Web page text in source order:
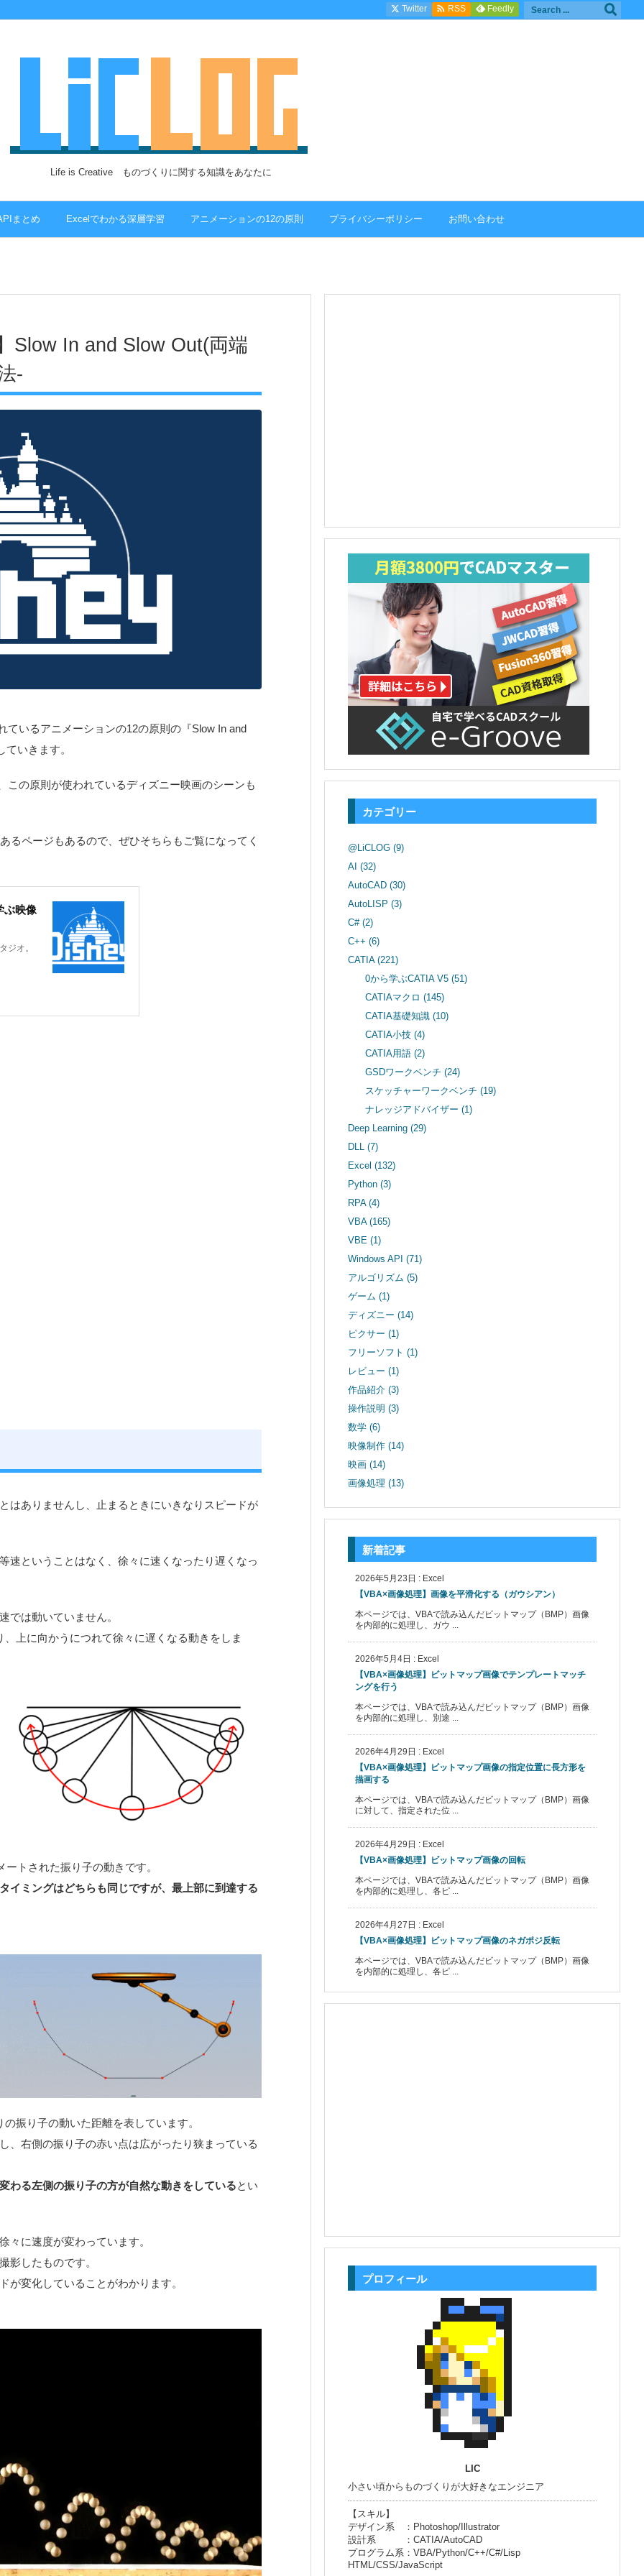
Life is Creative ものづくりに関する知識をあなたに
まとめ Excelでわかる深層学習 アニメーションの12の原則 プライバシーポリシー お問い合わせ
Twitter  RSS Feedly
Slow In and Slow Out(両端
-
ているアニメーションの12の原則の『Slow In and
いきます。
この原則が使われているディズニー映画のシーンも
るページもあるので、ぜひそちらもご覧になってく
ぶ映像
ジオ。
はありませんし、止まるときにいきなりスピードが
速ということはなく、徐々に速くなったり遅くなっ
では動いていません。
上に向かうにつれて徐々に遅くなる動きをしま
トされた振り子の動きです。
イミングはどちらも同じですが、最上部に到達する
の振り子の動いた距離を表しています。
、右側の振り子の赤い点は広がったり狭まっている
わる左側の振り子の方が自然な動きをしているとい
々に速度が変わっています。
影したものです。
が変化していることがわかります。
カテゴリー
@LiCLOG (9)
AI (32)
AutoCAD (30)
AutoLISP (3)
C# (2)
C++ (6)
CATIA (221)
0から学ぶCATIA V5(51)
CATIAマクロ(145)
CATIA基礎知識(10)
CATIA小技(4)
CATIA用語(2)
GSDワークベンチ(24)
スケッチャーワークベンチ(19)
ナレッジアドバイザー(1)
Deep Learning (29)
DLL (7)
Excel (132)
Python (3)
RPA (4)
VBA (165)
VBE (1)
Windows API (71)
アルゴリズム (5)
ゲーム (1)
ディズニー (14)
ピクサー (1)
フリーソフト (1)
レビュー (1)
作品紹介 (3)
操作説明 (3)
数学 (6)
映像制作 (14)
映画 (14)
画像処理 (13)
新着記事
2026年5月23日 : Excel
【VBA×画像処理】画像を平滑化する（ガウシアン）
本ページでは、VBAで読み込んだビットマップ（BMP）画像
を内部的に処理し、ガウ ...
2026年5月4日 : Excel
【VBA×画像処理】ビットマップ画像でテンプレートマッチ
ングを行う
本ページでは、VBAで読み込んだビットマップ（BMP）画像
を内部的に処理し、別途 ...
2026年4月29日 : Excel
【VBA×画像処理】ビットマップ画像の指定位置に長方形を
描画する
本ページでは、VBAで読み込んだビットマップ（BMP）画像
に対して、指定された位 ...
2026年4月29日 : Excel
【VBA×画像処理】ビットマップ画像の回転
本ページでは、VBAで読み込んだビットマップ（BMP）画像
を内部的に処理し、各ピ ...
2026年4月27日 : Excel
【VBA×画像処理】ビットマップ画像のネガポジ反転
本ページでは、VBAで読み込んだビットマップ（BMP）画像
を内部的に処理し、各ピ ...
プロフィール
LIC
小さい頃からものづくりが大好きなエンジニア
【スキル】
デザイン系 ：Photoshop/Illustrator
設計系 ：CATIA/AutoCAD
プログラム系：VBA/Python/C++/C#/Lisp
HTML/CSS/JavaScript